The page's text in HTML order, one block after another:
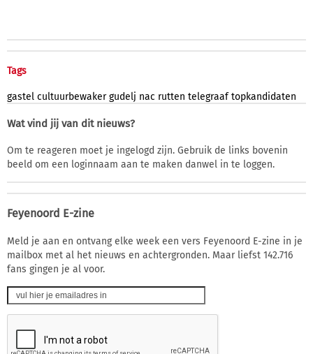
Tags
gastel cultuurbewaker gudelj nac rutten telegraaf topkandidaten
Wat vind jij van dit nieuws?
Om te reageren moet je ingelogd zijn. Gebruik de links bovenin
beeld om een loginnaam aan te maken danwel in te loggen.
Feyenoord E-zine
Meld je aan en ontvang elke week een vers Feyenoord E-zine in je
mailbox met al het nieuws en achtergronden. Maar liefst 142.716
fans gingen je al voor.